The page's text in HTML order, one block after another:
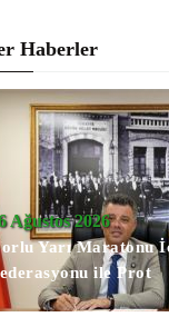
Haberler
Ağustos 2026
Yarı Maratonu
ile Prot